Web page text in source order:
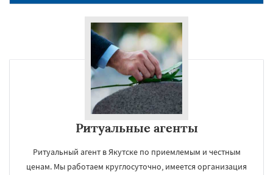
Ритуальные агенты
Ритуальный агент в Якутске по приемлемым и честным
ценам. Мы работаем круглосуточно, имеется организация